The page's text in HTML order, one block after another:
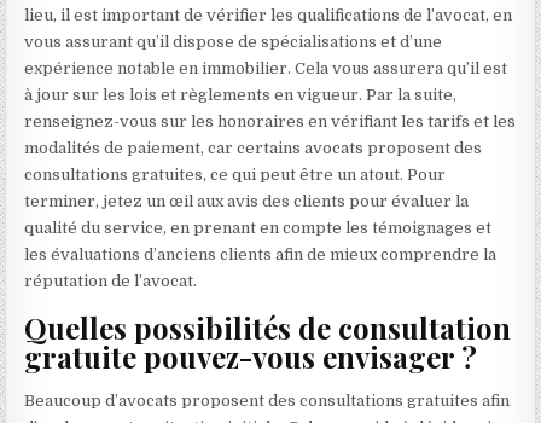
lieu, il est important de vérifier les qualifications de l’avocat, en
vous assurant qu’il dispose de spécialisations et d’une
expérience notable en immobilier. Cela vous assurera qu’il est
à jour sur les lois et règlements en vigueur. Par la suite,
renseignez-vous sur les honoraires en vérifiant les tarifs et les
modalités de paiement, car certains avocats proposent des
consultations gratuites, ce qui peut être un atout. Pour
terminer, jetez un œil aux avis des clients pour évaluer la
qualité du service, en prenant en compte les témoignages et
les évaluations d’anciens clients afin de mieux comprendre la
réputation de l’avocat.
Quelles possibilités de consultation
gratuite pouvez-vous envisager ?
Beaucoup d’avocats proposent des consultations gratuites afin